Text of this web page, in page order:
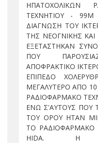
ΗΠΑΤΟΧΟΛΙΚΩΝ
ΤΕΧΝΗΤΙΟΥ -
ΔΙΑΓΝΩΣΗ ΤΟΥ
ΤΗΣ ΝΕΟΓΝΙΚΗΣ ΚΑΙ
ΕΞΕΤΑΣΤΗΚΑΝ
ΠΟΥ
ΑΠΟΦΡΑΚΤΙΚΟ
ΕΠΙΠΕΔΟ
ΜΕΓΑΛΥΤΕΡΟ ΑΠΟ
ΡΑΔΙΟΦΑΡΜΑΚΟ
ΕΝΩ Σ'ΑΥΤΟΥΣ ΠΟΥ
ΤΟΥ ΟΡΟΥ ΗΤΑΝ
ΤΟ ΡΑΔΙΟΦΑΡΜΑΚΟ
HIDA. Η